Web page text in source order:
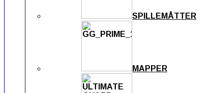
SPILLEMÅTTER
MAPPER